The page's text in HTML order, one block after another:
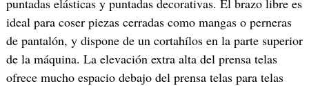
puntadas elásticas y puntadas decorativas. El brazo libre es
ideal para coser piezas cerradas como mangas o perneras
de pantalón, y dispone de un cortahílos en la parte superior
de la máquina. La elevación extra alta del prensa telas
ofrece mucho espacio debajo del prensa telas para telas